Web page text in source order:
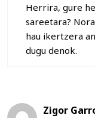
Herrira, gure
sareetara?
hau ikertzera
dugu denok.
Zigor